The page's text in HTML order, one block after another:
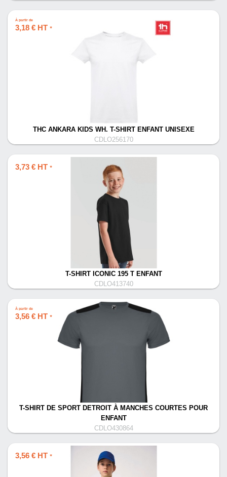
À partir de
3,18 € HT *
THC ANKARA KIDS WH. T-SHIRT ENFANT UNISEXE
CDLO256170
3,73 € HT *
T-SHIRT ICONIC 195 T ENFANT
CDLO413740
À partir de
3,56 € HT *
T-SHIRT DE SPORT DETROIT À MANCHES COURTES POUR
ENFANT
CDLO430864
3,56 € HT *